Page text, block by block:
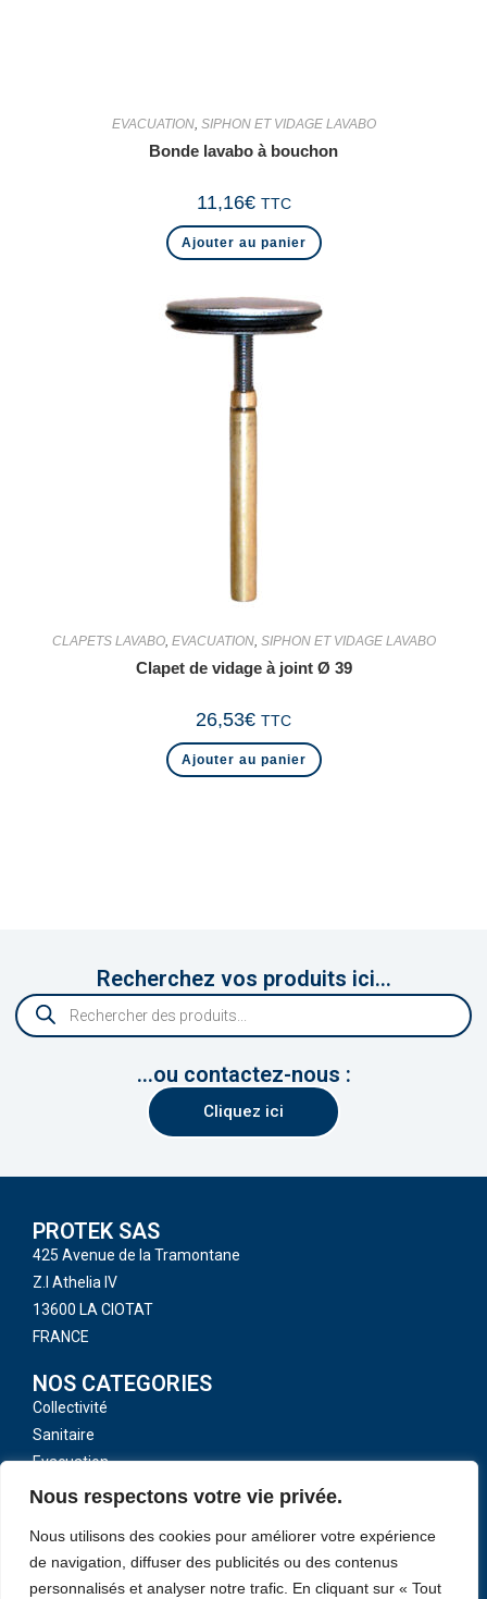
Nous respectons votre vie privée.
Nous utilisons des cookies pour améliorer votre expérience
de navigation, diffuser des publicités ou des contenus
personnalisés et analyser notre trafic. En cliquant sur « Tout
EVACUATION, SIPHON ET VIDAGE LAVABO
Bonde lavabo à bouchon
11,16€ TTC
Ajouter au panier
CLAPETS LAVABO, EVACUATION, SIPHON ET VIDAGE LAVABO
Clapet de vidage à joint Ø 39
26,53€ TTC
Ajouter au panier
Recherchez vos produits ici...
...ou contactez-nous :
Cliquez ici
PROTEK SAS
425 Avenue de la Tramontane
Z.I Athelia IV
13600 LA CIOTAT
FRANCE
NOS CATEGORIES
Collectivité
Sanitaire
Evacuation
Toutes nos catégories
LIENS UTILES
CGV
Mentions légales